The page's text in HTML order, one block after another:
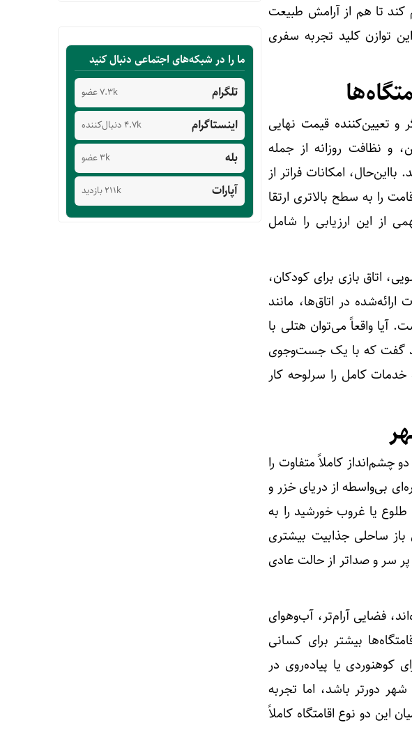
کند تا هم از آرامش طبیعت
توازن کلید تجربه سفری
و تعیین‌کننده قیمت نهایی
و نظافت روزانه از جمله
امکانات فراتر از
را به سطح بالاتری ارتقا
از این ارزیابی را شامل
اتاق بازی برای کودکان،
در اتاق‌ها، مانند
آیا واقعاً می‌توان هتلی با
گفت که با یک جست‌وجوی
خدمات کامل را سرلوحه کار
چشم‌انداز کاملاً متفاوت را
بی‌واسطه از دریای خزر و
یا غروب خورشید را به
ساحلی جذابیت بیشتری
سر و صداتر از حالت عادی
فضایی آرام‌تر، آب‌وهوای
بیشتر برای کسانی
یا پیاده‌روی در
دورتر باشد، اما تجربه
این دو نوع اقامتگاه کاملاً
ما را در شبکه‌های اجتماعی دنبال کنید
تلگرام 7.3k عضو
اینستاگرام 4.7k دنبال‌کننده
بله 3k عضو
آپارات 211k بازدید